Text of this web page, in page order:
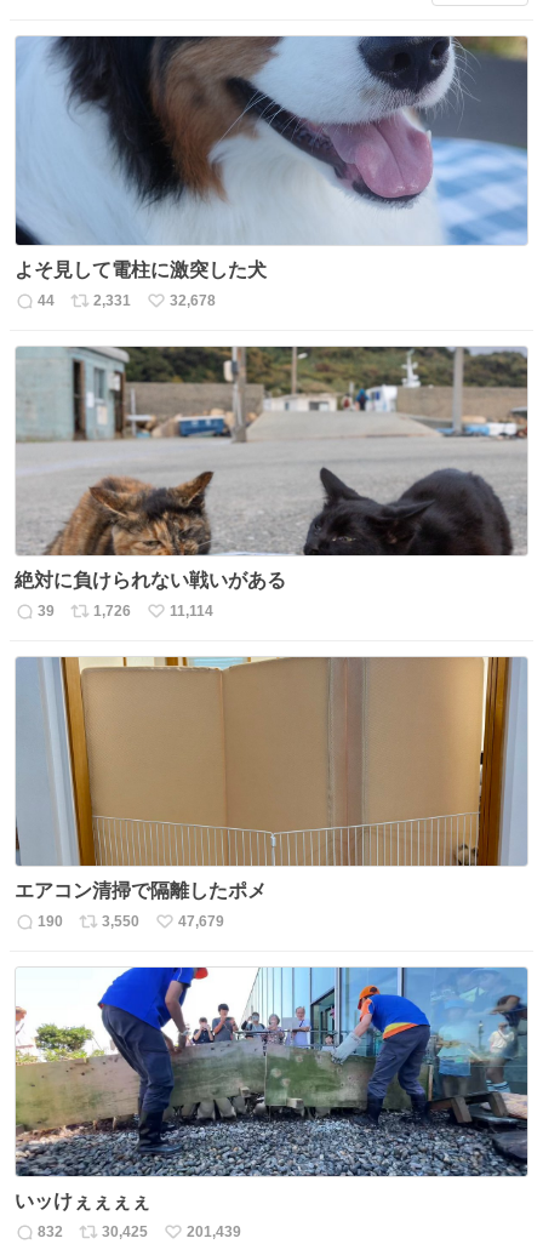
数
ス
ト
数
ね
よそ見して電柱に激突した犬
返
数
44
リ
ス
ト
数
2,331
い
ね
数
32,678
絶対に負けられない戦いがある
返
39
リ
ス
ト
数
1,726
い
ね
11,114
エアコン清掃で隔離したポメ
返
190
リ
数
3,550
い
ね
数
47,679
いッけぇぇぇぇ
832 30,425 201,439